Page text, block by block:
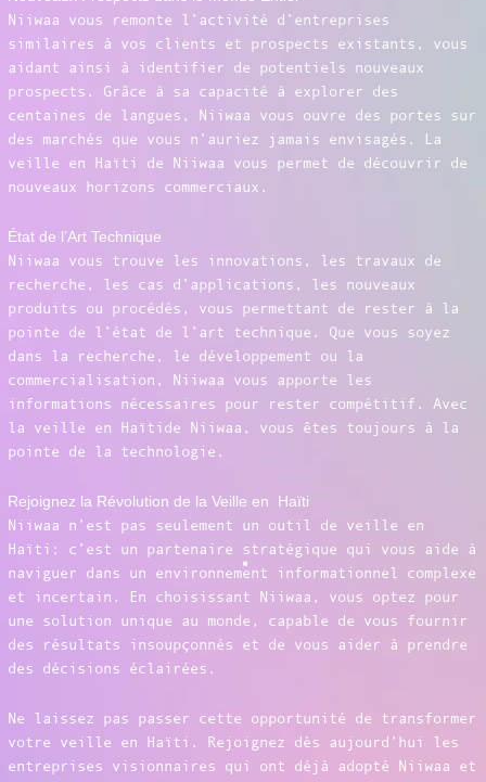
Niiwaa vous remonte l’activité d’entreprises
similaires à vos clients et prospects existants, vous
aidant ainsi à identifier de potentiels nouveaux
prospects. Grâce à sa capacité à explorer des
centaines de langues, Niiwaa vous ouvre des portes sur
des marchés que vous n’auriez jamais envisagés. La
veille en Haïti de Niiwaa vous permet de découvrir de
nouveaux horizons commerciaux.
État de l’Art Technique
Niiwaa vous trouve les innovations, les travaux de
recherche, les cas d’applications, les nouveaux
produits ou procédés, vous permettant de rester à la
pointe de l’état de l’art technique. Que vous soyez
dans la recherche, le développement ou la
commercialisation, Niiwaa vous apporte les
informations nécessaires pour rester compétitif. Avec
la veille en Haïtide Niiwaa, vous êtes toujours à la
pointe de la technologie.
Rejoignez la Révolution de la Veille en Haïti
Niiwaa n’est pas seulement un outil de veille en
Haïti: c’est un partenaire stratégique qui vous aide à
naviguer dans un environnement informationnel complexe
et incertain. En choisissant Niiwaa, vous optez pour
une solution unique au monde, capable de vous fournir
des résultats insoupçonnés et de vous aider à prendre
des décisions éclairées.
Ne laissez pas passer cette opportunité de transformer
votre veille en Haïti. Rejoignez dès aujourd’hui les
entreprises visionnaires qui ont déjà adopté Niiwaa et